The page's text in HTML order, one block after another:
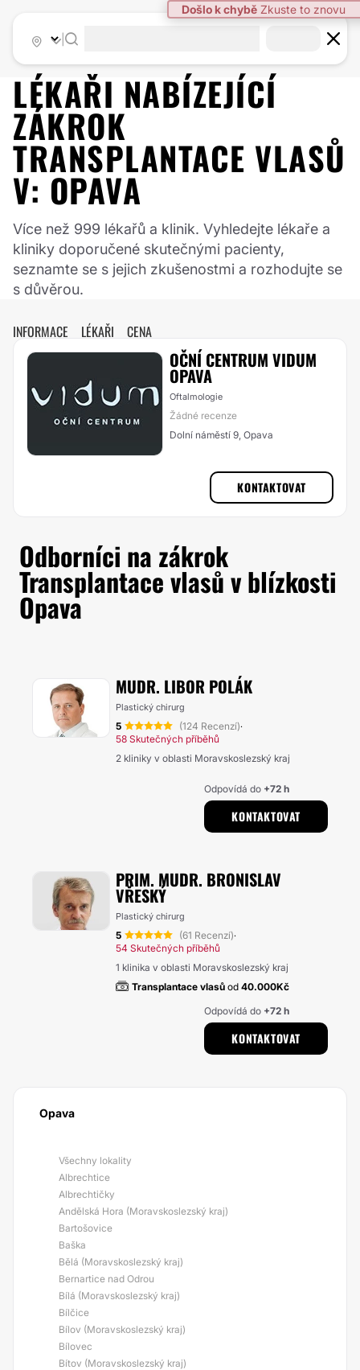
Došlo k chybě Zkuste to znovu
LÉKAŘI NABÍZEJÍCÍ
ZÁKROK
TRANSPLANTACE VLASŮ
V: OPAVA
Více než 999 lékařů a klinik. Vyhledejte lékaře a
kliniky doporučené skutečnými pacienty,
seznamte se s jejich zkušenostmi a rozhodujte se
s důvěrou.
INFORMACE LÉKAŘI CENA
OČNÍ CENTRUM VIDUM
OPAVA
Oftalmologie
Žádné recenze
Dolní náměstí 9, Opava
KONTAKTOVAT
Odborníci na zákrok
Transplantace vlasů v blízkosti
Opava
MUDR. LIBOR POLÁK
Plastický chirurg
5 (124 Recenzí)·
58 Skutečných příběhů
2 kliniky v oblasti Moravskoslezský kraj
Odpovídá do +72 h
KONTAKTOVAT
PRIM. MUDR. BRONISLAV
VŘESKÝ
Plastický chirurg
5 (61 Recenzí)·
54 Skutečných příběhů
1 klinika v oblasti Moravskoslezský kraj
Transplantace vlasů od 40.000Kč
Odpovídá do +72 h
KONTAKTOVAT
Opava
Všechny lokality
Albrechtice
Albrechtičky
Andělská Hora (Moravskoslezský kraj)
Bartošovice
Baška
Bělá (Moravskoslezský kraj)
Bernartice nad Odrou
Bílá (Moravskoslezský kraj)
Bílčice
Bílov (Moravskoslezský kraj)
Bílovec
Bítov (Moravskoslezský kraj)